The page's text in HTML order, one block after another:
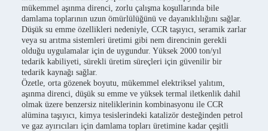
mükemmel aşınma direnci, zorlu çalışma koşullarında bile
damlama toplarının uzun ömürlülüğünü ve dayanıklılığını sağlar.
Düşük su emme özellikleri nedeniyle, CCR taşıyıcı, seramik zarlar
veya su arıtma sistemleri üretimi gibi nem direncinin gerekli
olduğu uygulamalar için de uygundur. Yüksek 2000 ton/yıl
tedarik kabiliyeti, sürekli üretim süreçleri için güvenilir bir
tedarik kaynağı sağlar.
Özetle, orta gözenek boyutu, mükemmel elektriksel yalıtım,
aşınma direnci, düşük su emme ve yüksek termal iletkenlik dahil
olmak üzere benzersiz niteliklerinin kombinasyonu ile CCR
alümina taşıyıcı, kimya tesislerindeki katalizör desteğinden petrol
ve gaz ayırıcıları için damlama topları üretimine kadar çeşitli